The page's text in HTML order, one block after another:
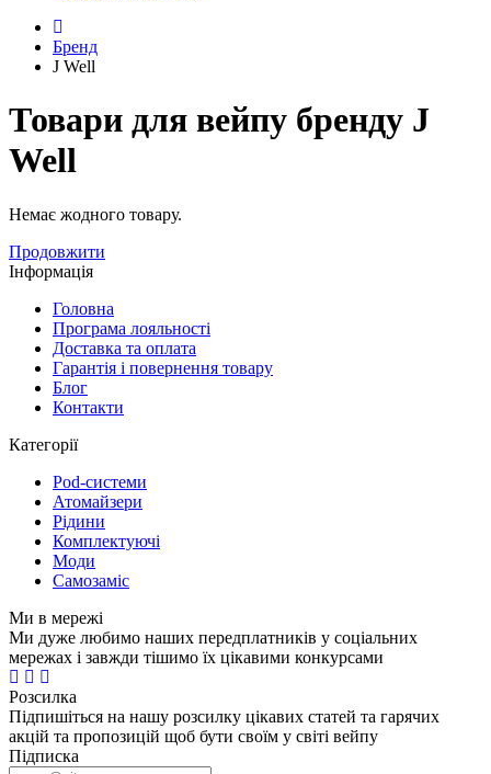
Бренд
J Well
Товари для вейпу бренду J
Well
Немає жодного товару.
Продовжити
Інформація
Головна
Програма лояльності
Доставка та оплата
Гарантія і повернення товару
Блог
Контакти
Категорії
Pod-системи
Атомайзери
Рідини
Комплектуючі
Моди
Самозаміс
Ми в мережі
Ми дуже любимо наших передплатників у соціальних
мережах і завжди тішимо їх цікавими конкурсами
Розсилка
Підпишіться на нашу розсилку цікавих статей та гарячих
акцій та пропозицій щоб бути своїм у світі вейпу
Підписка